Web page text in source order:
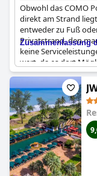
Obwohl das COMO
direkt am Strand
entweder zu Fuß
Privatstrand, den
keine
wert, da es dort
Entspannen gibt.
Strand recht steinig
dass man vorsichtig
Insgesamt ist es
Strandzugang vom
gibt es immer noch
genießen kann.
Zusammenfassung